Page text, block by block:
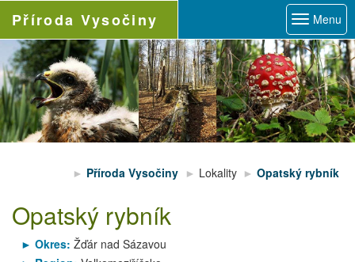
Příroda Vysočiny Menu
Příroda Vysočiny Lokality Opatský rybník
Opatský rybník
Okres: Žďár nad Sázavou